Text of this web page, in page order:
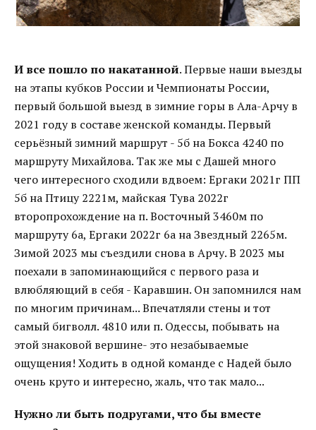
И все пошло по накатанной. Первые наши выезды
на этапы кубков России и Чемпионаты России,
первый большой выезд в зимние горы в Ала-Арчу в
2021 году в составе женской команды. Первый
серьёзный зимний маршрут - 5б на Бокса 4240 по
маршруту Михайлова. Так же мы с Дашей много
чего интересного сходили вдвоем: Ергаки 2021г ПП
5б на Птицу 2221м, майская Тува 2022г
второпрохождение на п. Восточный 3460м по
маршруту 6а, Ергаки 2022г 6а на Звездный 2265м.
Зимой 2023 мы съездили снова в Арчу. В 2023 мы
поехали в запоминающийся с первого раза и
влюбляющий в себя - Каравшин. Он запомнился нам
по многим причинам... Впечатляли стены и тот
самый бигволл. 4810 или п. Одессы, побывать на
этой знаковой вершине- это незабываемые
ощущения! Ходить в одной команде с Надей было
очень круто и интересно, жаль, что так мало...
Нужно ли быть подругами, что бы вместе